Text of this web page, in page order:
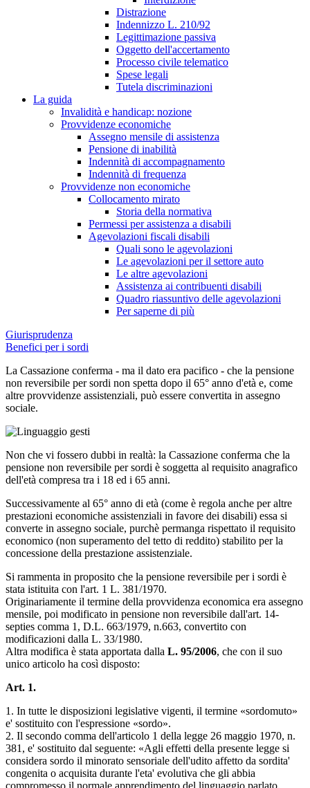
Distrazione
Indennizzo L. 210/92
Legittimazione passiva
Oggetto dell'accertamento
Processo civile telematico
Spese legali
Tutela discriminazioni
La guida
Invalidità e handicap: nozione
Provvidenze economiche
Assegno mensile di assistenza
Pensione di inabilità
Indennità di accompagnamento
Indennità di frequenza
Provvidenze non economiche
Collocamento mirato
Storia della normativa
Permessi per assistenza a disabili
Agevolazioni fiscali disabili
Quali sono le agevolazioni
Le agevolazioni per il settore auto
Le altre agevolazioni
Assistenza ai contribuenti disabili
Quadro riassuntivo delle agevolazioni
Per saperne di più
Giurisprudenza
Benefici per i sordi
La Cassazione conferma - ma il dato era pacifico - che la pensione
non reversibile per sordi non spetta dopo il 65° anno d'età e, come
altre provvidenze assistenziali, può essere convertita in assegno
sociale.
Non che vi fossero dubbi in realtà: la Cassazione conferma che la
pensione non reversibile per sordi è soggetta al requisito anagrafico
dell'età compresa tra i 18 ed i 65 anni.
Successivamente al 65° anno di età (come è regola anche per altre
prestazioni economiche assistenziali in favore dei disabili) essa si
converte in assegno sociale, purchè permanga rispettato il requisito
economico (non superamento del tetto di reddito) stabilito per la
concessione della prestazione assistenziale.
Si rammenta in proposito che la pensione reversibile per i sordi è
stata istituita con l'art. 1 L. 381/1970.
Originariamente il termine della provvidenza economica era assegno
mensile, poi modificato in pensione non reversibile dall'art. 14-
septies comma 1, D.L. 663/1979, n.663, convertito con
modificazioni dalla L. 33/1980.
Altra modifica è stata apportata dalla L. 95/2006, che con il suo
unico articolo ha così disposto:
Art. 1.
1. In tutte le disposizioni legislative vigenti, il termine «sordomuto»
e' sostituito con l'espressione «sordo».
2. Il secondo comma dell'articolo 1 della legge 26 maggio 1970, n.
381, e' sostituito dal seguente: «Agli effetti della presente legge si
considera sordo il minorato sensoriale dell'udito affetto da sordita'
congenita o acquisita durante l'eta' evolutiva che gli abbia
compromesso il normale apprendimento del linguaggio parlato,